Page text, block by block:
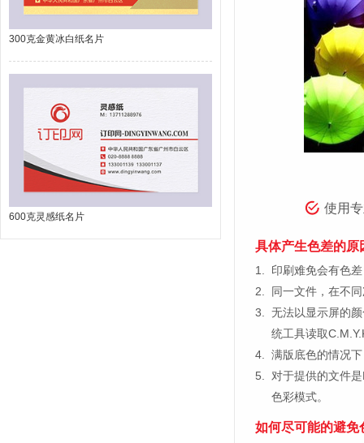
300克金黄冰白纸名片
600克灵感纸名片
使用
具体产生色差的原
1.
印刷难免会有色
2.
同一文件，在不
3. 无法以显示屏的
统工具读取
4. 满版底色的情况
5. 对于提供的文件
色彩模式。
如何尽可能的避免